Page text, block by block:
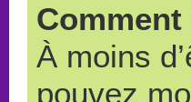
À moins
pouvez